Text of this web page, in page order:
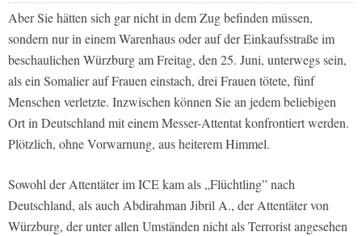
Aber Sie hätten sich gar nicht in dem Zug befinden müssen,
sondern nur in einem Warenhaus oder auf der Einkaufsstraße im
beschaulichen Würzburg am Freitag, den 25. Juni, unterwegs sein,
als ein Somalier auf Frauen einstach, drei Frauen tötete, fünf
Menschen verletzte. Inzwischen können Sie an jedem beliebigen
Ort in Deutschland mit einem Messer-Attentat konfrontiert werden.
Plötzlich, ohne Vorwarnung, aus heiterem Himmel.
Sowohl der Attentäter im ICE kam als „Flüchtling” nach
Deutschland, als auch Abdirahman Jibril A., der Attentäter von
Würzburg, der unter allen Umständen nicht als Terrorist angesehen